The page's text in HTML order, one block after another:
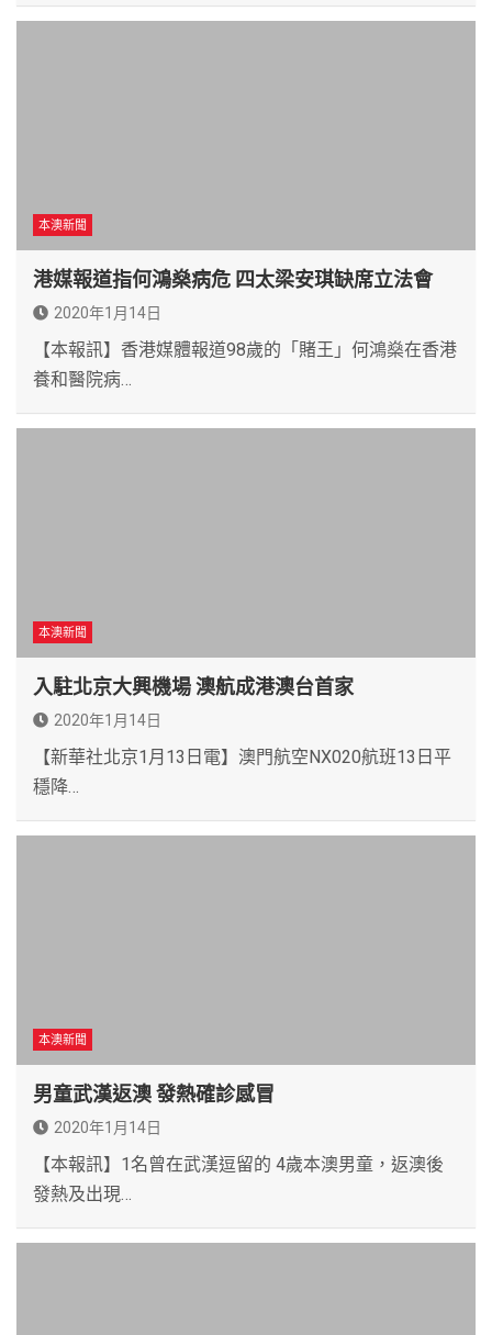
本澳新聞
港媒報道指何鴻燊病危 四太梁安琪缺席立法會
2020年1月14日
【本報訊】香港媒體報道98歲的「賭王」何鴻燊在香港
養和醫院病…
本澳新聞
入駐北京大興機場 澳航成港澳台首家
2020年1月14日
【新華社北京1月13日電】澳門航空NX020航班13日平
穩降…
本澳新聞
男童武漢返澳 發熱確診感冒
2020年1月14日
【本報訊】1名曾在武漢逗留的 4歲本澳男童，返澳後
發熱及出現…